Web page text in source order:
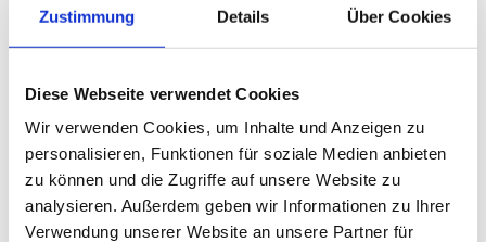
Zustimmung Details Über Cookies
Diese Webseite verwendet Cookies
Wir verwenden Cookies, um Inhalte und Anzeigen zu
personalisieren, Funktionen für soziale Medien anbieten
zu können und die Zugriffe auf unsere Website zu
analysieren. Außerdem geben wir Informationen zu Ihrer
Verwendung unserer Website an unsere Partner für
Art der Gesundmeldung
Vorzeitige Rückkehr aus der Arbeitsunfähigkeit